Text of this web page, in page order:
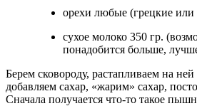
орехи любые (грецкие или
сухое молоко 350 гр.
понадобится больше,
Берем сковороду, растапливаем на
добавляем сахар, «жарим» сахар,
Сначала получается что-то такое